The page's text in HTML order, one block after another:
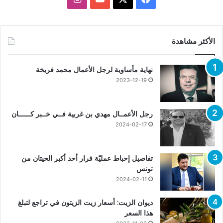
الأكثر مشاهدة
نهاية مأساوية لرجل الأعمال محمد فريخة
2023-12-19
رجل الأعمــال مهدي بن غربية فــي خــبر كــــــان
2024-02-17
تفاصيل إحباط عمليّة فرار أحد أكبر الحيتان من
تونس
2024-02-11
ديوان الزيت: أسعار زيت الزيتون في تراجع لتبلغ
هذا السعر